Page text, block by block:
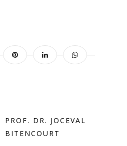
PROF. DR. JOCEVAL
BITENCOURT